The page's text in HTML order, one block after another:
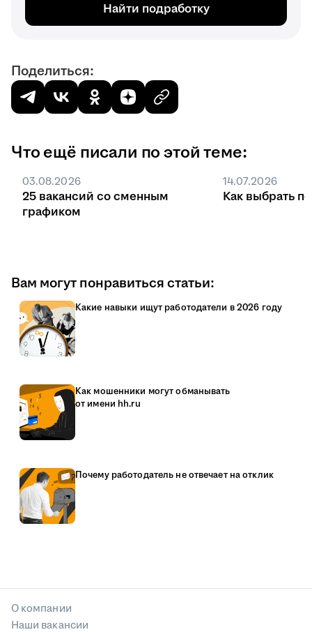
Найти подработку
Поделиться:
Что ещё писали по этой теме:
03.08.2026
25 вакансий со сменным
графиком
14.07.2026
Как выбрать
Вам могут понравиться статьи:
Какие навыки ищут работодатели в 2026 году
Как мошенники могут обманывать
от имени hh.ru
Почему работодатель не отвечает на отклик
О компании
Наши вакансии